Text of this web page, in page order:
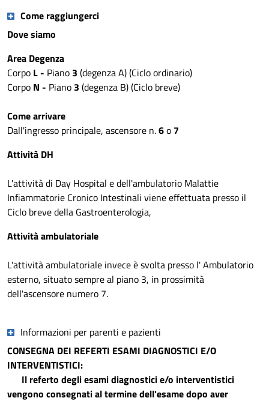
Come raggiungerci
Dove siamo
Area Degenza
Corpo L - Piano 3 (degenza A) (Ciclo ordinario)
Corpo N - Piano 3 (degenza B) (Ciclo breve)
Come arrivare
Dall'ingresso principale, ascensore n.6o 7
Attività DH
L'attività di Day Hospital e dell'ambulatorio Malattie
Infiammatorie Cronico Intestinali viene effettuata presso il
Ciclo breve della Gastroenterologia,
Attività ambulatoriale
L'attività ambulatoriale invece è svolta presso l' Ambulatorio
esterno, situato sempre al piano 3, in prossimità
dell'ascensore numero 7.
Informazioni per parenti e pazienti
CONSEGNA DEI REFERTI ESAMI DIAGNOSTICI E/O
INTERVENTISTICI:
Il referto degli esami diagnostici e/o interventistici
vengono consegnati al termine dell'esame dopo aver